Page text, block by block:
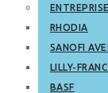
RHODIA
SANOFI
LILLY-
BASF